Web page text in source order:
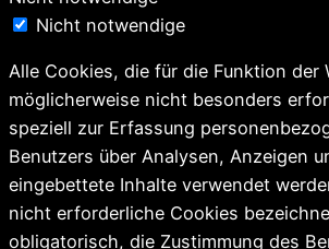
Nicht notwendige
Alle Cookies, die für die Funktion der
möglicherweise nicht besonders
speziell zur Erfassung
Benutzers über Analysen, Anzeigen
eingebettete Inhalte verwendet
nicht erforderliche Cookies
obligatorisch, die Zustimmung des